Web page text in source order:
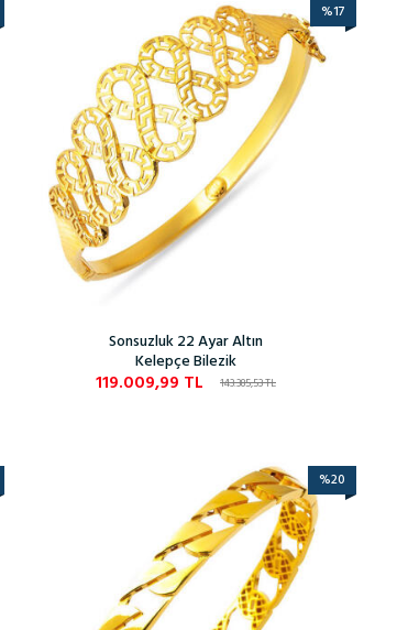
%17
Sonsuzluk 22 Ayar Altın
Kelepçe Bilezik
143.385,53TL
119.009,99 TL
%20